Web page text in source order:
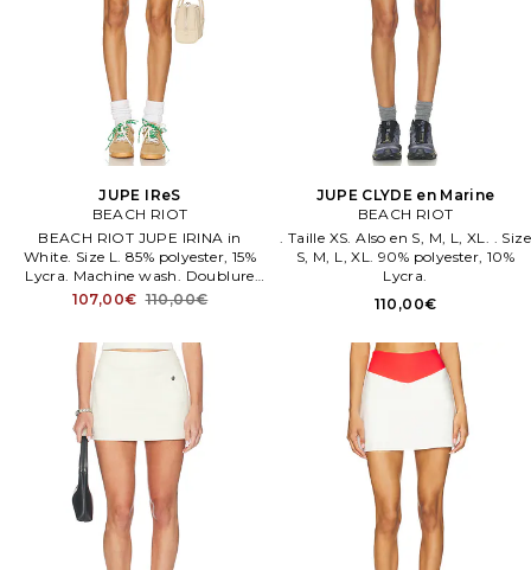
JUPE IReS
BEACH RIOT
BEACH RIOT JUPE IRINA in
White. Size L. 85% polyester, 15%
Lycra. Machine wash. Doublure
par short et jupe rapportée. Taille
107,00€ 110,00€
JUPE CLYDE en Marine
BEACH RIOT
. Taille XS. Also en S, M, L, XL. . Size
S, M, L, XL. 90% polyester, 10%
Lycra.
110,00€